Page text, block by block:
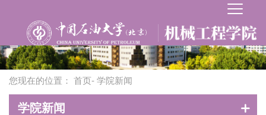
您现在的位置： 首页- 学院新闻
学院新闻